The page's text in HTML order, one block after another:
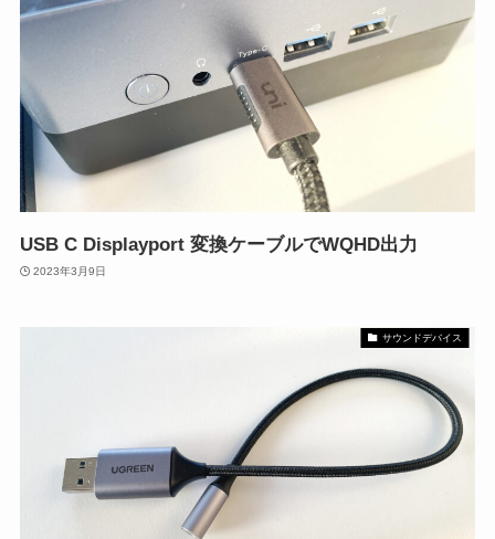
USB C Displayport 変換ケーブルでWQHD出力
2023年3月9日
サウンドデバイス